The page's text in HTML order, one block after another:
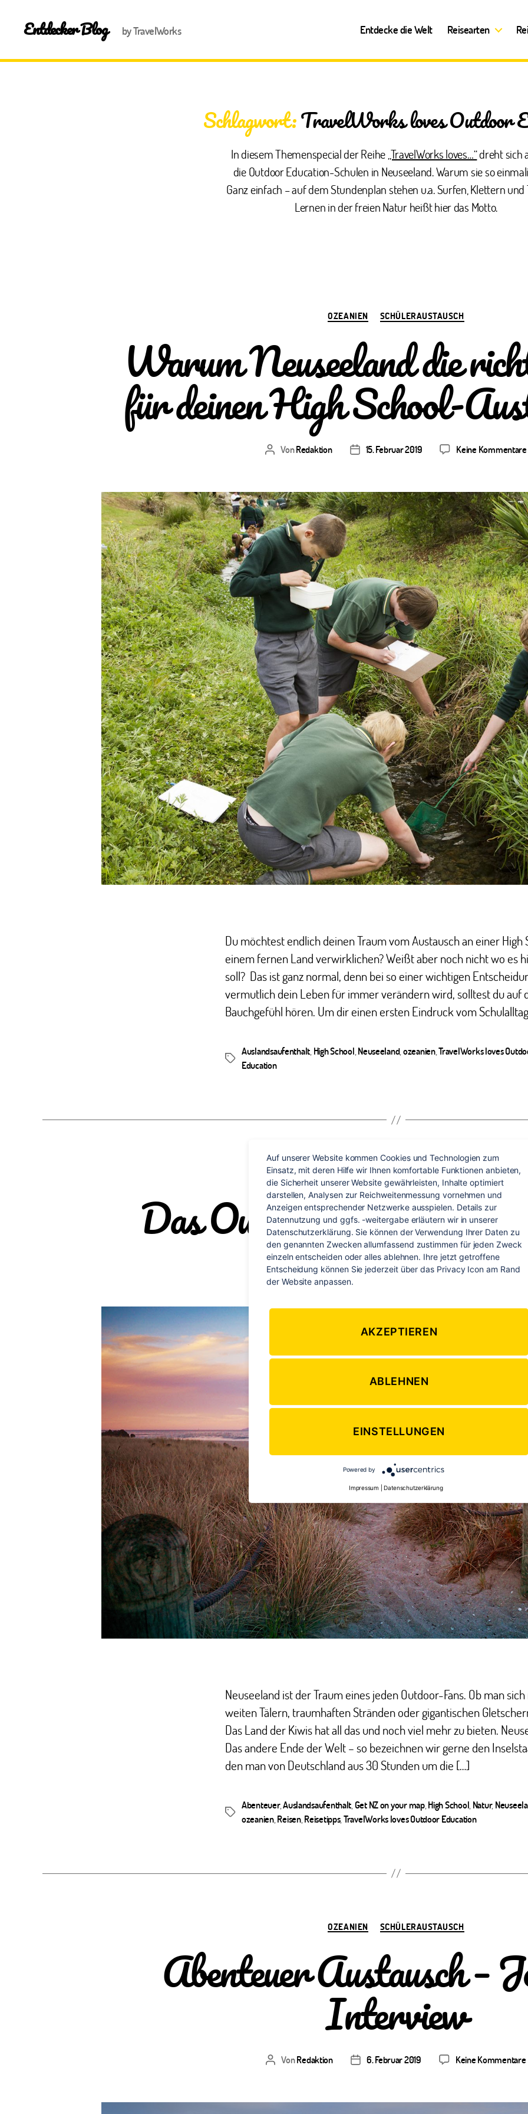
Entdecker Blog by TravelWorks Entdecke die Welt Reisearten
Schlagwort:TravelWorks loves Outdoor
In diesem Themenspecial der Reihe „TravelWorks loves…“dreht sich
die Outdoor Education-Schulen in Neuseeland. Warum sie so
Ganz einfach – auf dem Stundenplan stehen u.a. Surfen, Klettern und
Lernen in der freien Natur heißt hier das Motto.
Kategorien
OZEANIEN SCHÜLERAUSTAUSCH
Warum Neuseeland die
für deinen High School-
Beitragsautor
VonRedaktion Veröffentlichungsdatum
15. Februar 2019 Keine Kommentarezu
Du möchtest endlich deinen Traum vom Austausch an einer High
einem fernen Land verwirklichen? Weißt aber noch nicht wo es
soll? Das ist ganz normal, denn bei so einer wichtigen
vermutlich dein Leben für immer verändern wird, solltest du auf
Bauchgefühl hören. Um dir einen ersten Eindruck vom
Schlagwörter
Auslandsaufenthalt,High School,Neuseeland,ozeanien,TravelWorks loves
Education
Kategorien
OZEANIEN SCHÜLERAUSTAUSCH
Das Outdoor-Paradies
Beitragsautor
VonRedaktion Veröffentlichungsdatum
9. Februar 2019 1 Kommentar
zu
Neuseeland ist der Traum eines jeden Outdoor-Fans. Ob man
weiten Tälern, traumhaften Stränden oder gigantischen
Das Land der Kiwis hat all das und noch viel mehr zu bieten.
Das andere Ende der Welt – so bezeichnen wir gerne den
den man von Deutschland aus 30 Stunden um die […]
Schlagwörter
Abenteuer,Auslandsaufenthalt Get NZ on your map, High School Natur,
ozeanien, Reisen, Reisetipps, TravelWorks loves Outdoor Education
Kategorien
OZEANIEN SCHÜLERAUSTAUSCH
Abenteuer Austausch –
Interview
Beitragsautor
VonRedaktion Veröffentlichungsdatum
6. Februar 2019 Keine Kommentarezu
Auf unserer Website kommen Cookies und Technologien zum
Einsatz, mit deren Hilfe wir Ihnen komfortable Funktionen anbieten,
die Sicherheit unserer Website gewährleisten, Inhalte optimiert
darstellen, Analysen zur Reichweitenmessung vornehmen und
Anzeigen entsprechender Netzwerke ausspielen. Details zur
Datennutzung und ggfs. -weitergabe erläutern wir in unserer
Datenschutzerklärung. Sie können der Verwendung Ihrer Daten zu
den genannten Zwecken allumfassend zustimmen für jeden Zweck
einzeln entscheiden oder alles ablehnen. Ihre jetzt getroffene
Entscheidung können Sie jederzeit über das Privacy Icon am Rand
der Website anpassen.
AKZEPTIEREN
ABLEHNEN
EINSTELLUNGEN
Powered by
Impressum Datenschutzerklärung